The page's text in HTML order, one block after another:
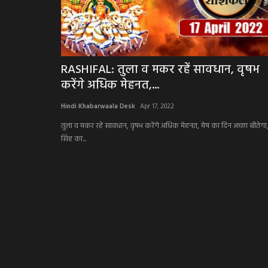
RASHIFAL: तुला व मकर रहें सावधान, वृषभ
करेंगे अधिक मेहनत,...
Hindi Khabarwaala Desk Apr 17, 2022
तुला व मकर रहें सावधान, वृषभ करेंगे अधिक मेहनत, मेष का दिन अच्छा बीतेगा,
सिंह का...